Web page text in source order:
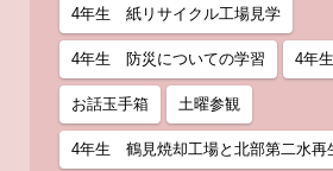
4年生 紙リサイクル工場見学
4年生 防災についての学習 4年
お話玉手箱 土曜参観
4年生 鶴見焼却工場と北部第二水再